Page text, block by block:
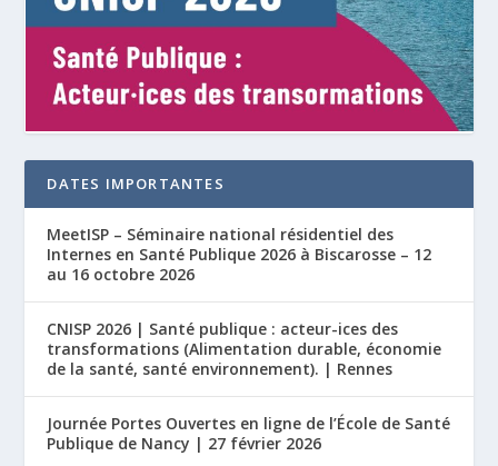
DATES IMPORTANTES
MeetISP – Séminaire national résidentiel des
Internes en Santé Publique 2026 à Biscarosse – 12
au 16 octobre 2026
CNISP 2026 | Santé publique : acteur-ices des
transformations (Alimentation durable, économie
de la santé, santé environnement). | Rennes
Journée Portes Ouvertes en ligne de l’École de Santé
Publique de Nancy | 27 février 2026